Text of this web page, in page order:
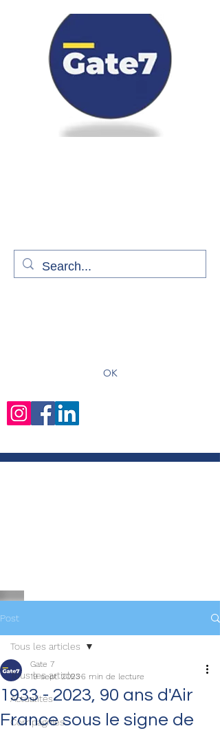
OK
Post
Tous les articles
Actualités
Compagnies
Tous les articles
1933 - 2023, 90 ans d'Air
France sous le signe de
Gate 7
19 sept. 20236 min de lecture